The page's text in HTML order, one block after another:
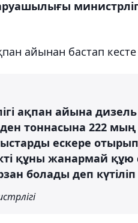
айынан бастап кесте
ақпан айына
тоннасына 222
ескере
құны жанармай
болады деп